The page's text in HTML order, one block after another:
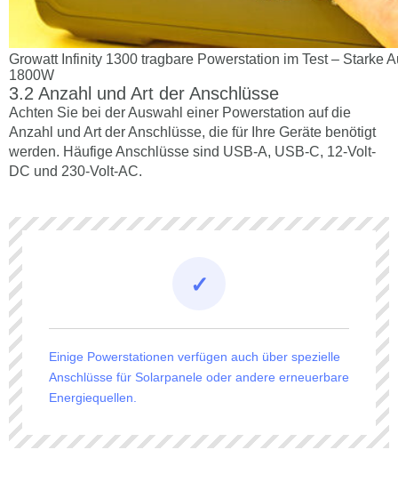
Growatt Infinity 1300 tragbare Powerstation im Test – Starke
1800W
Anzahl und Art der Anschlüsse
Achten Sie bei der Auswahl einer Powerstation auf die
Anzahl und Art der Anschlüsse, die für Ihre Geräte benötigt
werden. Häufige Anschlüsse sind USB-A, USB-C, 12-Volt-
DC und 230-Volt-AC.
Einige Powerstationen verfügen auch über spezielle
Anschlüsse für Solarpanele oder andere erneuerbare
Energiequellen.